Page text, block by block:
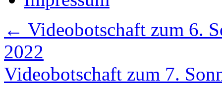
← Videobotschaft zum 6.
2022
Videobotschaft zum 7.